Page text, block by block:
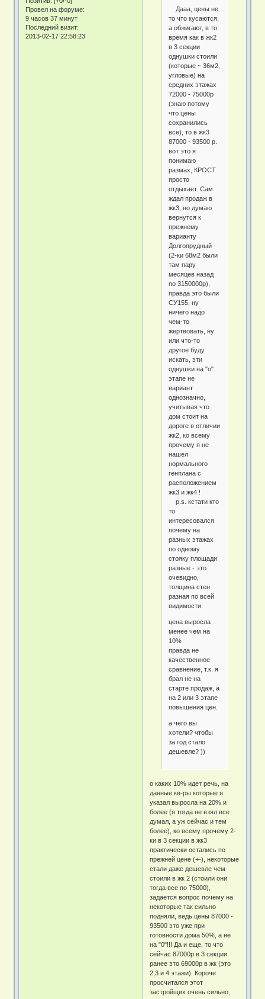
Провел на форуме:
9 часов 37 минут
Последний визит:
2013-02-17 22:58:23
Дааа, цены не
то что кусаются,
а обжигают, в то
время как в жк2
в 3 секции
однушки стоили
(которые ~ 36м2,
угловые) на
средних этажах
72000 - 75000р
(знаю потому
что цены
сохранились
все), то в жк3
87000 - 93500 р.
вот это я
понимаю
размах, КРОСТ
просто
отдыхает. Сам
ждал продаж в
жк3, но думаю
вернутся к
прежнему
варианту
Долгопрудный
(2-ки 68м2 были
там пару
месяцев назад
по 3150000р),
правда это были
СУ155, ну
ничего надо
чем-то
жертвовать, ну
или что-то
другое буду
искать, эти
однушки на "о"
этапе не
вариант
однозначно,
учитывая что
дом стоит на
дороге в отличии
жк2, ко всему
прочему я не
нашел
нормального
генплана с
расположением
жк3 и жк4 !
p.s. кстати кто
то
интересовался
почему на
разных этажах
по одному
стояку площади
разные - это
очевидно,
толщина стен
разная по всей
видимости.
цена выросла
менее чем на
10%
правда не
качественное
сравнение, т.к. я
брал не на
старте продаж, а
на 2 или 3 этапе
повышения цен.
а чего вы
хотели? чтобы
за год стало
дешевле? ))
о каких 10% идет речь, на
данные кв-ры которые я
указал выросла на 20% и
более (я тогда не взял все
думал, а уж сейчас и тем
более), ко всему прочему 2-
ки в 3 секции в жк3
практически остались по
прежней цене (+-), некоторые
стали даже дешевле чем
стоили в жк 2 (стоили они
тогда все по 75000),
задается вопрос почему на
некоторые так сильно
подняли, ведь цены 87000 -
93500 это уже при
готовности дома 50%, а не
на "0"!!! Да и еще, то что
сейчас 87000р в 3 секции
ранее это 69000р в жк (это
2,3 и 4 этажи). Короче
просчитался этот
застройщих очень сильно,